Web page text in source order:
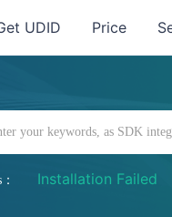
UDID Price
Installation Failed